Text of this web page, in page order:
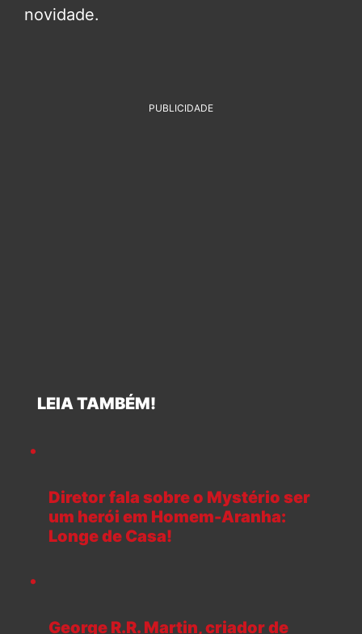
novidade.
PUBLICIDADE
LEIA TAMBÉM!
Diretor fala sobre o Mystério ser
um herói em Homem-Aranha:
Longe de Casa!
George R.R. Martin, criador de